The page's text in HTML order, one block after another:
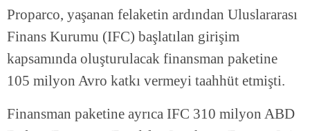
Proparco, yaşanan felaketin ardından Uluslararası
Finans Kurumu (IFC) başlatılan girişim
kapsamında oluşturulacak finansman paketine
105 milyon Avro katkı vermeyi taahhüt etmişti.
Finansman paketine ayrıca IFC 310 milyon ABD